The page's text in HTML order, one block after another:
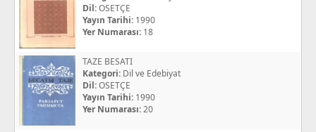
Dil:OSETÇE
Yayın Tarihi: 1990
Yer Numarası: 18
TAZE BESATI
Kategori: Dil ve Edebiyat
Dil:OSETÇE
Yayın Tarihi: 1990
Yer Numarası:20